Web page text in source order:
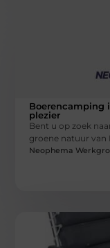
Boerencamping
plezier
Bent u op zoek
groene natuur van
Neophema